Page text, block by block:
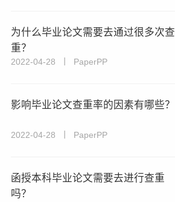
为什么毕业论文需要去通过很多次查
重？
2022-04-28 丨 PaperPP
影响毕业论文查重率的因素有哪些？
2022-04-28 丨 PaperPP
函授本科毕业论文需要去进行查重
吗？